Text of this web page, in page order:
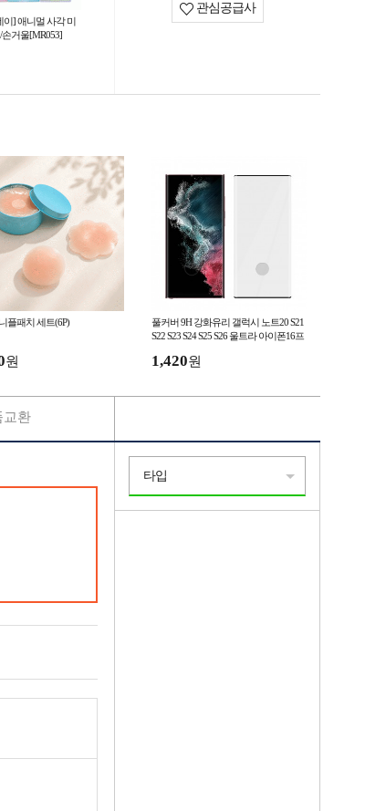
이] 애니멀 사각 미
손거울[MR053]
관심공급사
플패치 세트(6P)
원
풀커버 9H 강화유리 갤럭시 노트20 S21
S22 S23 S24 S25 S26 울트라 아이폰16프
1,420원
교환
타입